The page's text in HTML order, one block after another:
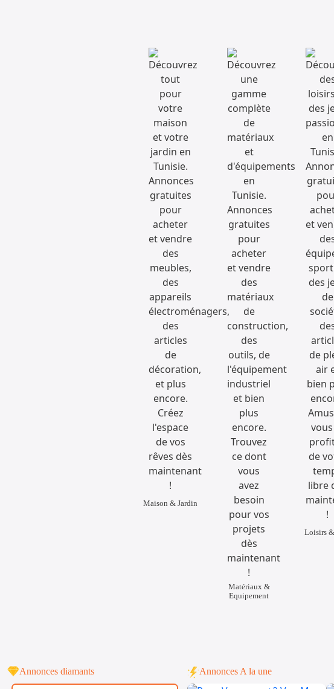
Maison & Jardin
Matériaux &
Equipement
Loisirs
Annonces diamants Annonces A la une